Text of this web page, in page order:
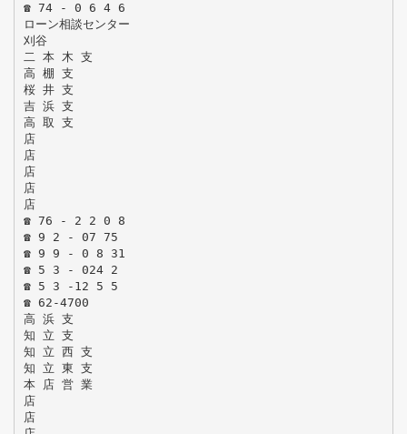
☎ 74 - 0 6 4 6
ローン相談センター
刈谷
二 本 木 支
高 棚 支
桜 井 支
吉 浜 支
高 取 支
店
店
店
店
店
☎ 76 - 2 2 0 8
☎ 9 2 - 07 75
☎ 9 9 - 0 8 31
☎ 5 3 - 024 2
☎ 5 3 -12 5 5
☎ 62-4700
高 浜 支
知 立 支
知 立 西 支
知 立 東 支
本 店 営 業
店
店